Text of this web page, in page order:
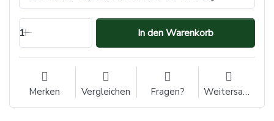
1 In den Warenkorb
Merken Vergleichen Fragen? Weitersagen